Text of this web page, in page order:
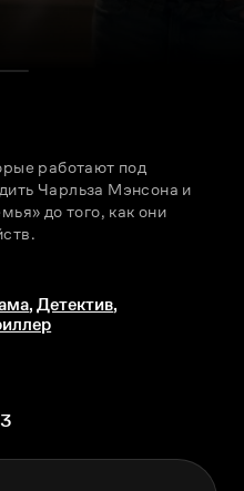
работают под
Чарльза Мэнсона и
до того, как они
,Детектив,